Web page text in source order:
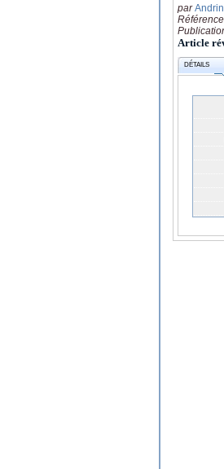
par
Référence
Article
DÉTAILS